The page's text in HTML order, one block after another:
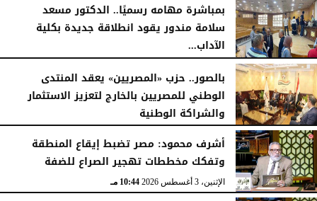
بمباشرة مهامه رسميًا.. الدكتور مسعد
سلامة مندور يقود انطلاقة جديدة بكلية
الآداب...
الأربعاء، 5 أغسطس 2026
بالصور.. حزب «المصريين» يعقد المنتدى
الوطني للمصريين بالخارج لتعزيز الاستثمار
والشراكة الوطنية
الثلاثاء، 4 أغسطس 2026
أشرف محمود: مصر تضبط إيقاع المنطقة
وتفكك مخططات تهجير الصراع للضفة
الإثنين، 3 أغسطس 2026 10:44 مـ